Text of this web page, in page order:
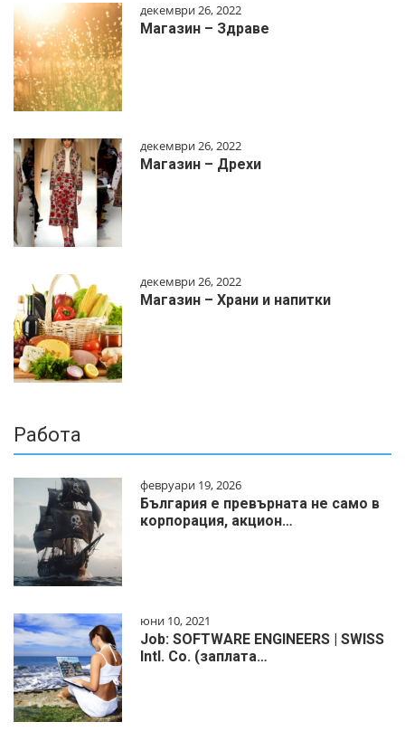
декември 26, 2022
Магазин – Здраве
декември 26, 2022
Магазин – Дрехи
декември 26, 2022
Магазин – Храни и напитки
Работа
февруари 19, 2026
България е превърната не само в
корпорация, акцион…
юни 10, 2021
Job: SOFTWARE ENGINEERS | SWISS
Intl. Co. (заплата…